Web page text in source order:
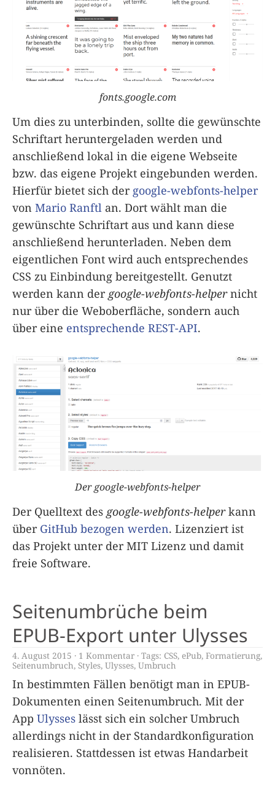
fonts.google.com
Um dies zu unterbinden, sollte die gewünschte
Schriftart heruntergeladen werden und
anschließend lokal in die eigene Webseite
bzw. das eigene Projekt eingebunden werden.
Hierfür bietet sich der google-webfonts-helper
von Mario Ranftl an. Dort wählt man die
gewünschte Schriftart aus und kann diese
anschließend herunterladen. Neben dem
eigentlichen Font wird auch entsprechendes
CSS zu Einbindung bereitgestellt. Genutzt
werden kann der google-webfonts-helpernicht
nur über die Weboberfläche, sondern auch
über eine entsprechende REST-API.
Der google-webfonts-helper
Der Quelltext des google-webfonts-helperkann
über GitHub bezogen werden. Lizenziert ist
das Projekt unter der MIT Lizenz und damit
freie Software.
Seitenumbrüche beim
EPUB-Export unter Ulysses
4. August 2015 1 Kommentar Tags: CSS, ePub, Formatierung,
Seitenumbruch, Styles, Ulysses, Umbruch
In bestimmten Fällen benötigt man in EPUB-
Dokumenten einen Seitenumbruch. Mit der
App Ulysses lässt sich ein solcher Umbruch
allerdings nicht in der Standardkonfiguration
realisieren. Stattdessen ist etwas Handarbeit
vonnöten.